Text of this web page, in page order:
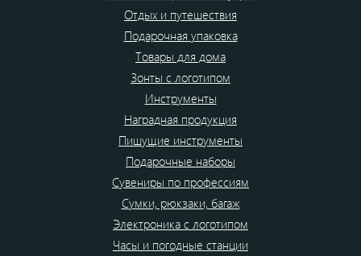
Отдых и путешествия
Подарочная упаковка
Товары для дома
Зонты с логотипом
Инструменты
Наградная продукция
Пишущие инструменты
Подарочные наборы
Сувениры по профессиям
Сумки, рюкзаки, багаж
Электроника с логотипом
Часы и погодные станции